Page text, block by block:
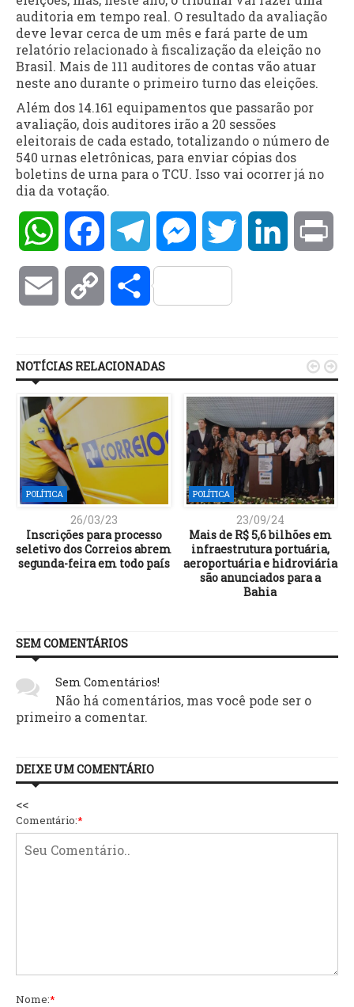
auditoria em tempo real. O resultado da avaliação
deve levar cerca de um mês e fará parte de um
relatório relacionado à fiscalização da eleição no
Brasil. Mais de 111 auditores de contas vão atuar
neste ano durante o primeiro turno das eleições.
Além dos 14.161 equipamentos que passarão por
avaliação, dois auditores irão a 20 sessões
eleitorais de cada estado, totalizando o número de
540 urnas eletrônicas, para enviar cópias dos
boletins de urna para o TCU. Isso vai ocorrer já no
dia da votação.
WhatsAppFacebookTelegramMessengerTwitter LinkedIn
Email Copy Compartilhar
NOTÍCIAS RELACIONADAS
POLÍTICA
26/03/23
Inscrições para processo
seletivo dos Correios abrem
segunda-feira em todo país
POLÍTICA
23/09/24
Mais de R$ 5,6 bilhões em
infraestrutura portuária,
aeroportuária e hidroviária
são anunciados para a
Bahia
 
SEM COMENTÁRIOS
Sem Comentários!
Não há comentários, mas você pode ser o
primeiro a comentar.
DEIXE UM COMENTÁRIO
<<
Comentário:*
Nome:*